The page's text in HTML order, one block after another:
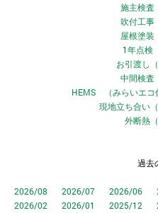
施主検査
吹付工事
屋根塗装
1年点検
お引渡し
中間検査
HEMS （みらいエコ
現地立ち合い
外断熱
過去
2026/08 2026/07 2026/06
2026/02
2026/01 2025/12